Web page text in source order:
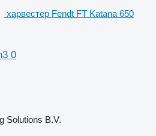
харвестер Fendt FT Katana 650
0
Solutions B.V.